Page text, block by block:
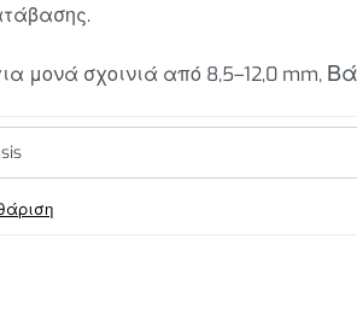
μονά σχοινιά από 8,5–12,0 mm,